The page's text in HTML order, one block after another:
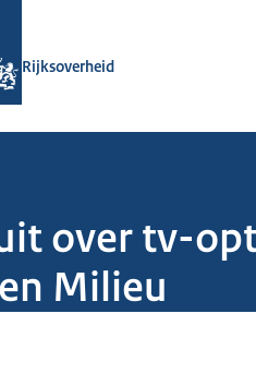
Rijksoverheid
over tv-
Milieu